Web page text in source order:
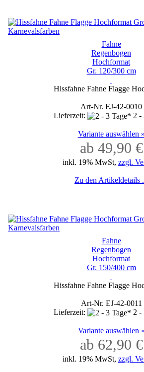
Fahne
Regenbogen
Hochformat
Gr. 120/300 cm
Hissfahne Fahne Flagge
Art-Nr. EJ-42-0010
Lieferzeit:
2 -
Variante auswählen »
ab 49,90 €
inkl. 19% MwSt, zzgl.
Zu den Artikeldetails
Fahne
Regenbogen
Hochformat
Gr. 150/400 cm
Hissfahne Fahne Flagge
Art-Nr. EJ-42-0011
Lieferzeit:
2 -
Variante auswählen »
ab 62,90 €
inkl. 19% MwSt, zzgl.